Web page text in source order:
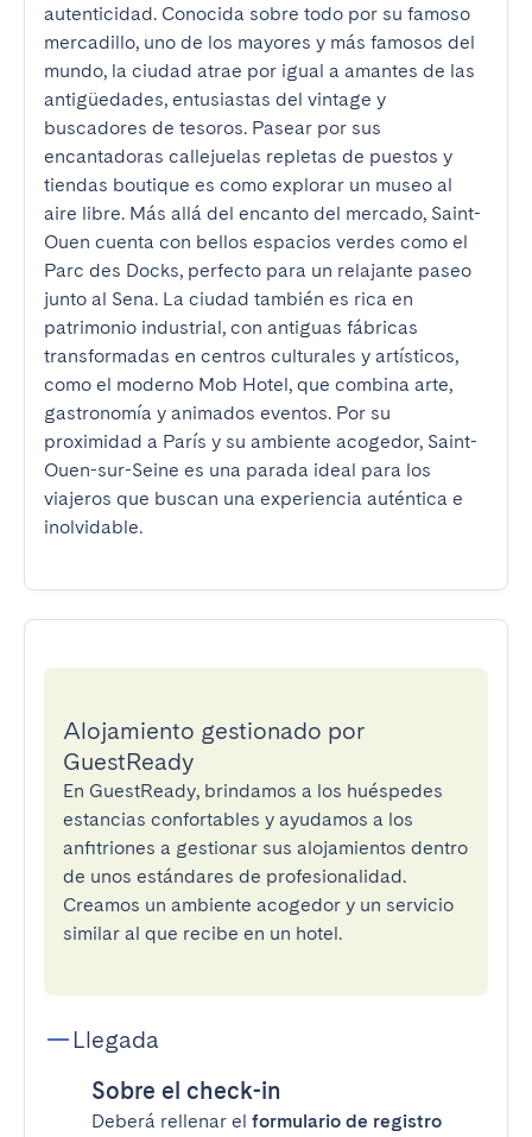
autenticidad. Conocida sobre todo por su famoso
mercadillo, uno de los mayores y más famosos del
mundo, la ciudad atrae por igual a amantes de las
antigüedades, entusiastas del vintage y
buscadores de tesoros. Pasear por sus
encantadoras callejuelas repletas de puestos y
tiendas boutique es como explorar un museo al
aire libre. Más allá del encanto del mercado, Saint-
Ouen cuenta con bellos espacios verdes como el
Parc des Docks, perfecto para un relajante paseo
junto al Sena. La ciudad también es rica en
patrimonio industrial, con antiguas fábricas
transformadas en centros culturales y artísticos,
como el moderno Mob Hotel, que combina arte,
gastronomía y animados eventos. Por su
proximidad a París y su ambiente acogedor, Saint-
Ouen-sur-Seine es una parada ideal para los
viajeros que buscan una experiencia auténtica e
inolvidable.
Alojamiento gestionado por
GuestReady
En GuestReady, brindamos a los huéspedes
estancias confortables y ayudamos a los
anfitriones a gestionar sus alojamientos dentro
de unos estándares de profesionalidad.
Creamos un ambiente acogedor y un servicio
similar al que recibe en un hotel.
Llegada
Sobre el check-in
Deberá rellenar el formulario de registro